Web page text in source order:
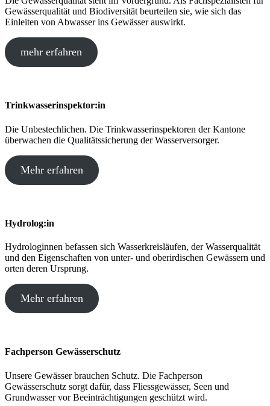
Gewässerqualität und Biodiversität beurteilen sie, wie sich das
Einleiten von Abwasser ins Gewässer auswirkt.
mehr erfahren
Trinkwasserinspektor:in
Die Unbestechlichen. Die Trinkwasserinspektoren der Kantone
überwachen die Qualitätssicherung der Wasserversorger.
Mehr erfahren
Hydrolog:in
Hydrologinnen befassen sich Wasserkreisläufen, der Wasserqualität
und den Eigenschaften von unter- und oberirdischen Gewässern und
orten deren Ursprung.
Mehr erfahren
Fachperson Gewässerschutz
Unsere Gewässer brauchen Schutz. Die Fachperson
Gewässerschutz sorgt dafür, dass Fliessgewässer, Seen und
Grundwasser vor Beeinträchtigungen geschützt wird.